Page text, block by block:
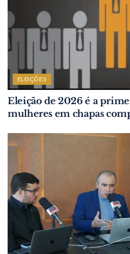
ELEIÇÕES
Eleição de 2026 é a
mulheres em chapas